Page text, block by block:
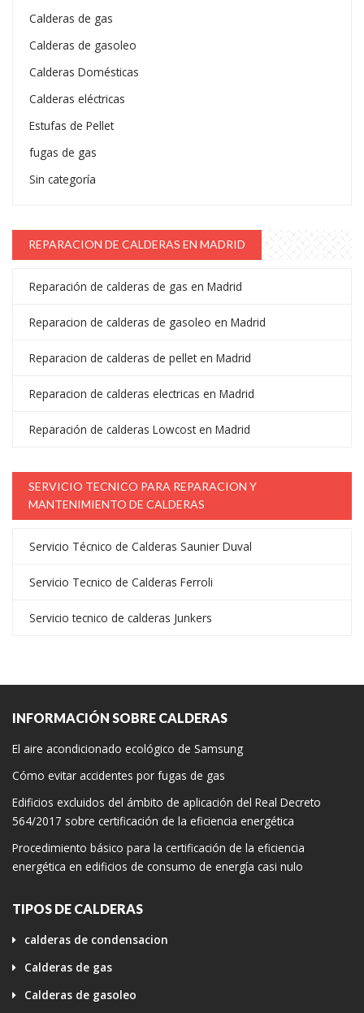
Calderas de gas
Calderas de gasoleo
Calderas Domésticas
Calderas eléctricas
Estufas de Pellet
fugas de gas
Sin categoría
REPARACION DE CALDERAS EN MADRID
Reparación de calderas de gas en Madrid
Reparacion de calderas de gasoleo en Madrid
Reparacion de calderas de pellet en Madrid
Reparacion de calderas electricas en Madrid
Reparación de calderas Lowcost en Madrid
SERVICIO TECNICO PARA REPARACION Y
MANTENIMIENTO DE CALDERAS
Servicio Técnico de Calderas Saunier Duval
Servicio Tecnico de Calderas Ferroli
Servicio tecnico de calderas Junkers
INFORMACIÓN SOBRE CALDERAS
El aire acondicionado ecológico de Samsung
Cómo evitar accidentes por fugas de gas
Edificios excluidos del ámbito de aplicación del Real Decreto
564/2017 sobre certificación de la eficiencia energética
Procedimiento básico para la certificación de la eficiencia
energética en edificios de consumo de energía casi nulo
TIPOS DE CALDERAS
calderas de condensacion
Calderas de gas
Calderas de gasoleo